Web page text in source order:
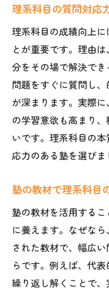
理系科目の質問対応
理系科目の成績向上
とが重要です。理由
分をその場で解決で
問題をすぐに質問し
が深まります。実際
の学習意欲も高まり
いです。理系科目の
応力のある塾を選びま
塾の教材で理系科目
塾の教材を活用する
に養えます。なぜな
された教材で、幅広
らです。例えば、代
繰り返し解くことで